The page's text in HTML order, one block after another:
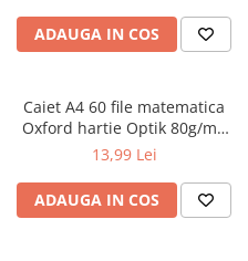
ADAUGA IN COS
Caiet A4 60 file matematica
Oxford hartie Optik 80g/mp
motiv Touch Pastel
13,99 Lei
ADAUGA IN COS